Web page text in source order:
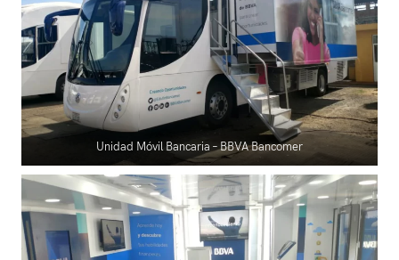
Unidad Móvil Bancaria – BBVA Bancomer